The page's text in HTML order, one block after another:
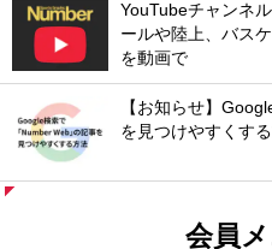
YouTubeチャンネ
ールや陸上、バス
を動画で
【お知らせ】
を見つけやすくす
会員